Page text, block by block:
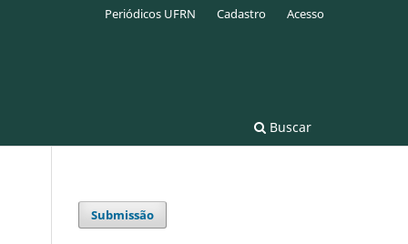
Buscar
Periódicos UFRN Cadastro Acesso
Submissão